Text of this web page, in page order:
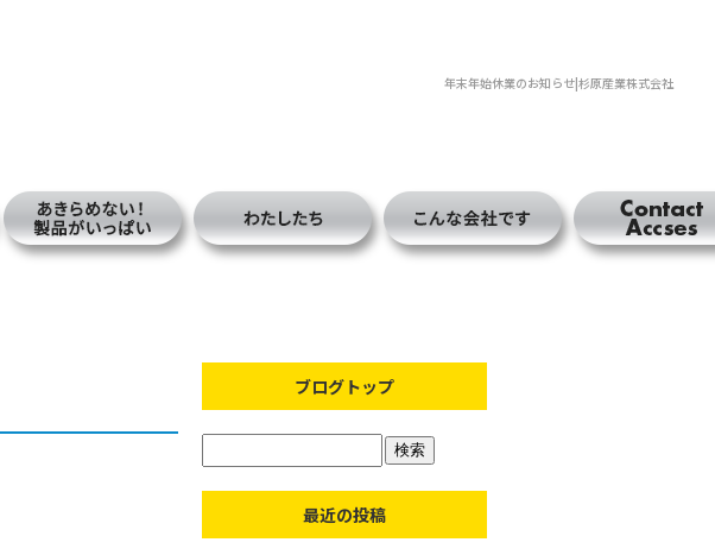
年末年始休業のお知らせ|杉原産業株式会社
ブログトップ
最近の投稿